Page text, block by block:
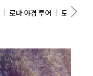
로마 야경 투어 토스카나